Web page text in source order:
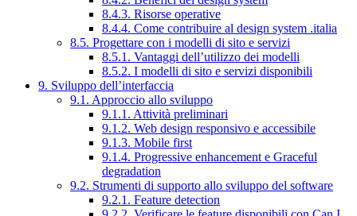
8.4.3. Risorse operative
8.4.4. Come contribuire al design system .italia
8.5. Progettare con i modelli di sito e servizi
8.5.1. Vantaggi dell’utilizzo dei modelli
8.5.2. I modelli di sito e servizi disponibili
9. Sviluppo dell’interfaccia
9.1. Approccio allo sviluppo
9.1.1. Attività preliminari
9.1.2. Web design responsivo e accessibile
9.1.3. Mobile first
9.1.4. Progressive enhancement e Graceful
degradation
9.2. Strumenti di supporto allo sviluppo del software
9.2.1. Feature detection